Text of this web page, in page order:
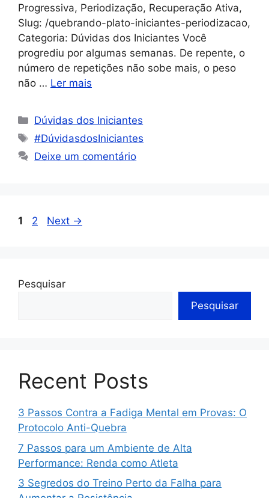
Progressiva, Periodização, Recuperação Ativa,
Slug: /quebrando-plato-iniciantes-periodizacao,
Categoria: Dúvidas dos Iniciantes Você
progrediu por algumas semanas. De repente, o
número de repetições não sobe mais, o peso
não … Ler mais
Dúvidas dos Iniciantes
#DúvidasdosIniciantes
Deixe um comentário
1 2 Next →
Pesquisar
Pesquisar
Recent Posts
3 Passos Contra a Fadiga Mental em Provas: O
Protocolo Anti-Quebra
7 Passos para um Ambiente de Alta
Performance: Renda como Atleta
3 Segredos do Treino Perto da Falha para